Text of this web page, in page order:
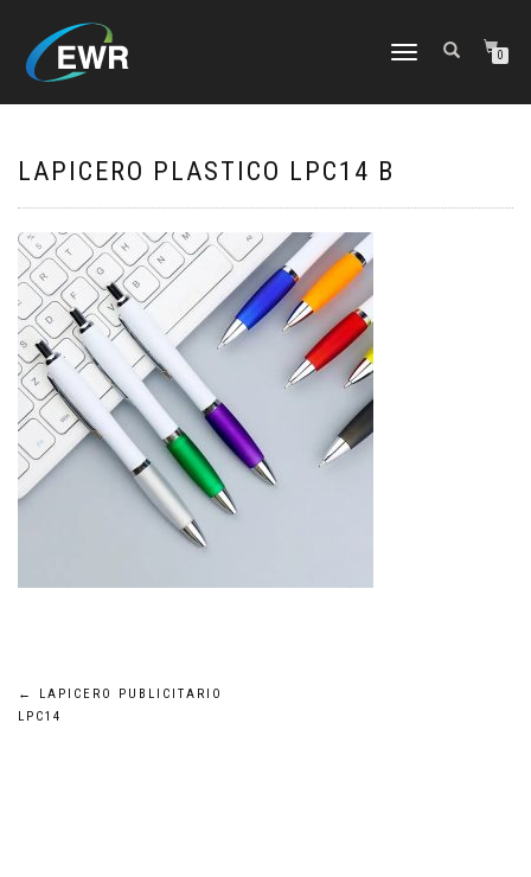
CAMBIAR
0
LAPICERO PLASTICO LPC14 B
Navegación
←
LAPICERO PUBLICITARIO
LPC14